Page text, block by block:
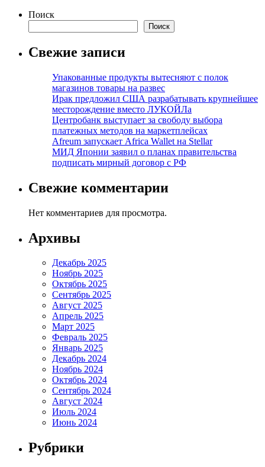
Поиск
Поиск
Свежие записи
Упакованные продукты вытесняют с полок
магазинов товары на развес
Ирак предложил США разрабатывать крупнейшее
месторождение вместо ЛУКОЙЛа
Центробанк выступает за свободу выбора
платежных методов на маркетплейсах
Afreum запускает Africa Wallet на Stellar
МИД Японии заявил о планах правительства
подписать мирный договор с РФ
Свежие комментарии
Нет комментариев для просмотра.
Архивы
Декабрь 2025
Ноябрь 2025
Октябрь 2025
Сентябрь 2025
Август 2025
Апрель 2025
Март 2025
Февраль 2025
Январь 2025
Декабрь 2024
Ноябрь 2024
Октябрь 2024
Сентябрь 2024
Август 2024
Июль 2024
Июнь 2024
Рубрики